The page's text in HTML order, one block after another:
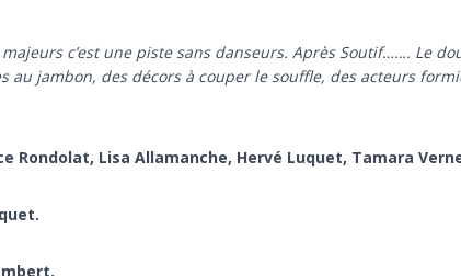
c’est une piste sans danseurs. Après Soutif……. Le
au jambon, des décors à couper le souffle, des acteurs
Rondolat, Lisa Allamanche, Hervé Luquet, Tamara